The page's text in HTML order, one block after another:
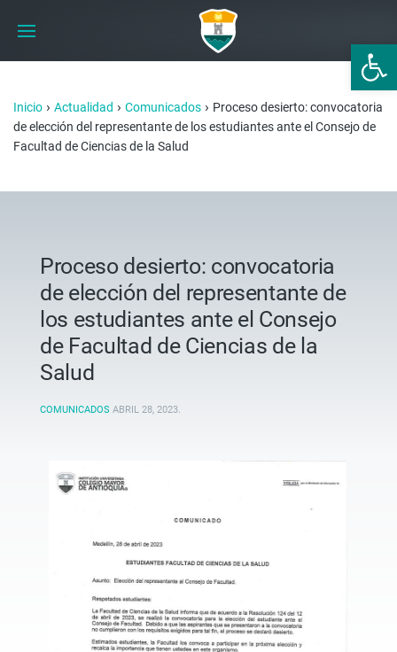
Abrir
Inicio › Actualidad › Comunicados › Proceso desierto: convocatoria
de elección del representante de los estudiantes ante el Consejo de
Facultad de Ciencias de la Salud
Proceso desierto: convocatoria
de elección del representante de
los estudiantes ante el Consejo
de Facultad de Ciencias de la
Salud
COMUNICADOS ABRIL 28, 2023.